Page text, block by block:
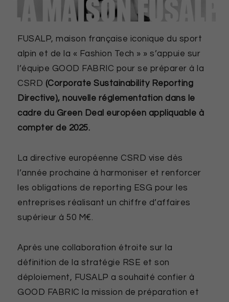
FUSALP, maison française iconique du sport
alpin et de la « Fashion Tech » » s’appuie sur
l’équipe GOOD FABRIC pour se préparer à la
CSRD (Corporate Sustainability Reporting
Directive), nouvelle réglementation dans le
cadre du Green Deal européen appliquable à
compter de 2025.
La directive européenne CSRD vise dès
l’année prochaine à harmoniser et renforcer
les obligations de reporting ESG pour les
entreprises réalisant un chiffre d’affaires
supérieur à 50 M€.
Après une collaboration étroite sur la
définition de la stratégie RSE et son
déploiement, FUSALP a souhaité confier à
GOOD FABRIC la mission de préparation et